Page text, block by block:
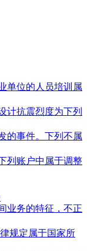
单位的人员培训属
计抗震烈度为下列
的事件。下列不属
列账户中属于调整
业务的特征，不正
规定属于国家所